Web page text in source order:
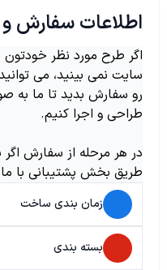
اطلاعات سفارش و
اگر طرح مورد نظر
سایت نمی بینید، می
رو سفارش بدید تا ما به
طراحی و اجرا کنیم.
در هر مرحله از سفارش اگر
طریق بخش پشتیبانی با ما
زمان بندی ساخت
بسته بندی